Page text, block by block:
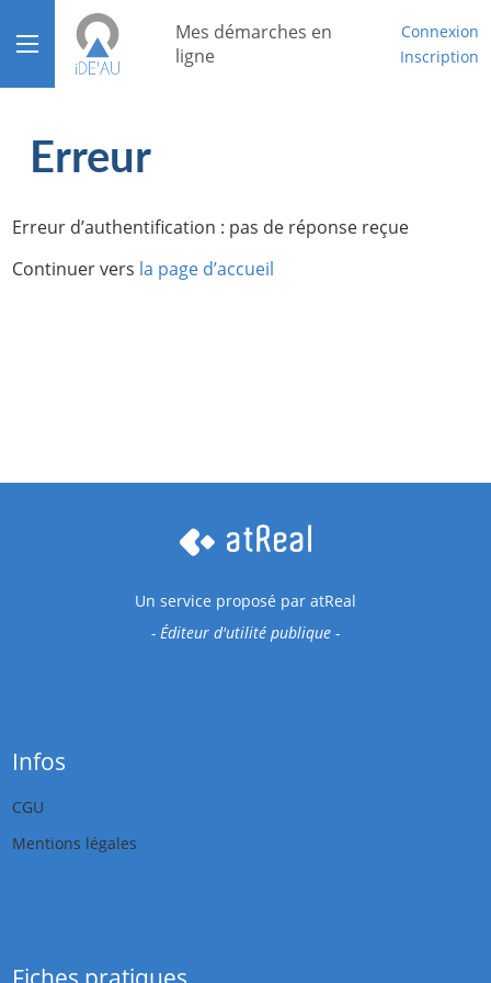
Mes démarches en
ligne
Connexion
Inscription
Ouvrir le menu
Erreur
Erreur d’authentification : pas de réponse reçue
Continuer vers la page d’accueil
Un service proposé par atReal
- Éditeur d'utilité publique -
Infos
CGU
Mentions légales